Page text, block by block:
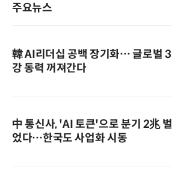
주요뉴스
韓 AI리더십 공백 장기화… 글로벌 3
강 동력 꺼져간다
中 통신사, 'AI 토큰'으로 분기 2兆 벌
었다…한국도 사업화 시동